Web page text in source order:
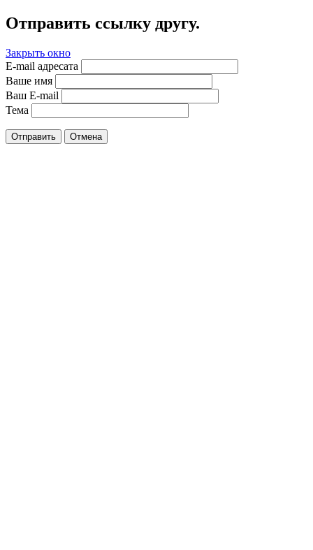
Отправить ссылку другу.
Закрыть окно
E-mail адресата
Ваше имя
Ваш E-mail
Тема
Отправить Отмена